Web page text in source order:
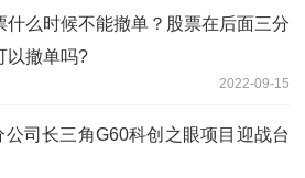
什么时候不能撤单？股票在后面三分
以撤单吗?
2022-09-15
司长三角G60科创之眼项目迎战台